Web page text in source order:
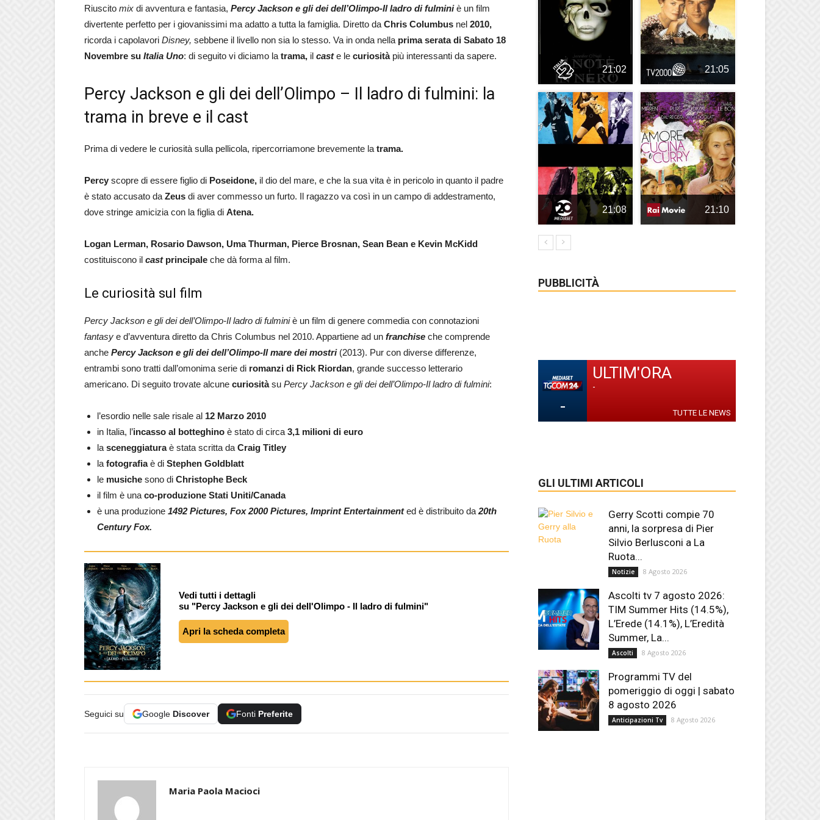
Riuscito mix di avventura e fantasia, Percy Jackson e gli dei dell’Olimpo-Il ladro di fulmini è un film
divertente perfetto per i giovanissimi ma adatto a tutta la famiglia. Diretto da Chris Columbus nel 2010,
ricorda i capolavori Disney, sebbene il livello non sia lo stesso. Va in onda nella prima serata di Sabato 18
Novembre su Italia Uno: di seguito vi diciamo la trama, il caste le curiositàpiù interessanti da sapere.
Percy Jackson e gli dei dell’Olimpo – Il ladro di fulmini: la
trama in breve e il cast
Prima di vedere le curiosità sulla pellicola, ripercorriamone brevemente la trama.
Percy scopre di essere figlio di Poseidone, il dio del mare, e che la sua vita è in pericolo in quanto il padre
è stato accusato da Zeus di aver commesso un furto. Il ragazzo va così in un campo di addestramento,
dove stringe amicizia con la figlia di Atena.
Logan Lerman, Rosario Dawson, Uma Thurman, Pierce Brosnan, Sean Bean e Kevin McKidd
costituiscono il castprincipale che dà forma al film.
Le curiosità sul film
Percy Jackson e gli dei dell’Olimpo-Il ladro di fulminiè un film di genere commedia con connotazioni
fantasy e d’avventura diretto da Chris Columbus nel 2010. Appartiene ad un franchise che comprende
anche Percy Jackson e gli dei dell’Olimpo-Il mare dei mostri(2013). Pur con diverse differenze,
entrambi sono tratti dall’omonima serie di romanzi di Rick Riordan, grande successo letterario
americano. Di seguito trovate alcune curiositàsu Percy Jackson e gli dei dell’Olimpo-Il ladro di fulmini:
l’esordio nelle sale risale al 12 Marzo 2010
in Italia, l’incasso al botteghino è stato di circa 3,1 milioni di euro
la sceneggiaturaè stata scritta da Craig Titley
la fotografiaè di Stephen Goldblatt
le musiche sono di Christophe Beck
il film è una co-produzione Stati Uniti/Canada
è una produzione 1492 Pictures, Fox 2000 Pictures, Imprint Entertainmented è distribuito da 20th
Century Fox.
Vedi tutti i dettagli
su "Percy Jackson e gli dei dell'Olimpo - Il ladro di fulmini"
Apri la scheda completa
Seguici su Google Discover Fonti Preferite
Maria Paola Macioci
21:02 21:05
21:08 21:10
PUBBLICITÀ
-
ULTIM'ORA
-
TUTTE LE NEWS
GLI ULTIMI ARTICOLI
Gerry Scotti compie 70
anni, la sorpresa di Pier
Silvio Berlusconi a La
Ruota...
Notizie 8 Agosto 2026
Ascolti tv 7 agosto 2026:
TIM Summer Hits (14.5%),
L’Erede (14.1%), L’Eredità
Summer, La...
Ascolti 8 Agosto 2026
Programmi TV del
pomeriggio di oggi | sabato
8 agosto 2026
Anticipazioni Tv 8 Agosto 2026